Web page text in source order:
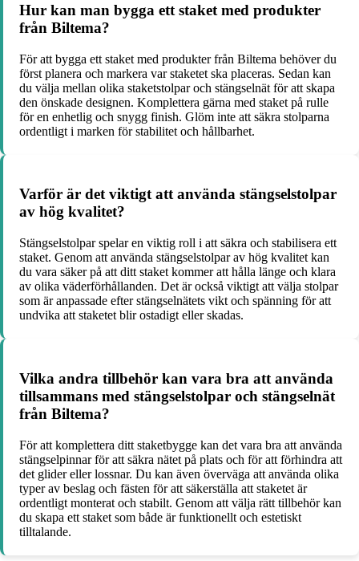
Hur kan man bygga ett staket med produkter
från Biltema?
För att bygga ett staket med produkter från Biltema behöver du
först planera och markera var staketet ska placeras. Sedan kan
du välja mellan olika staketstolpar och stängselnät för att skapa
den önskade designen. Komplettera gärna med staket på rulle
för en enhetlig och snygg finish. Glöm inte att säkra stolparna
ordentligt i marken för stabilitet och hållbarhet.
Varför är det viktigt att använda stängselstolpar
av hög kvalitet?
Stängselstolpar spelar en viktig roll i att säkra och stabilisera ett
staket. Genom att använda stängselstolpar av hög kvalitet kan
du vara säker på att ditt staket kommer att hålla länge och klara
av olika väderförhållanden. Det är också viktigt att välja stolpar
som är anpassade efter stängselnätets vikt och spänning för att
undvika att staketet blir ostadigt eller skadas.
Vilka andra tillbehör kan vara bra att använda
tillsammans med stängselstolpar och stängselnät
från Biltema?
För att komplettera ditt staketbygge kan det vara bra att använda
stängselpinnar för att säkra nätet på plats och för att förhindra att
det glider eller lossnar. Du kan även överväga att använda olika
typer av beslag och fästen för att säkerställa att staketet är
ordentligt monterat och stabilt. Genom att välja rätt tillbehör kan
du skapa ett staket som både är funktionellt och estetiskt
tilltalande.